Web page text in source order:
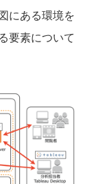
にある環境を
要素について